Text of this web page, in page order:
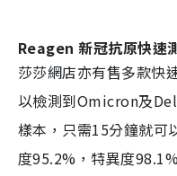
Reagen 新冠抗原快速
莎莎網店亦有售多款快
以檢測到Omicron及
樣本，只需15分鐘就可
度95.2%，特異度